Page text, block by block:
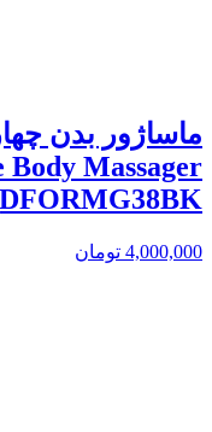
Massager
4,000,000 تومان